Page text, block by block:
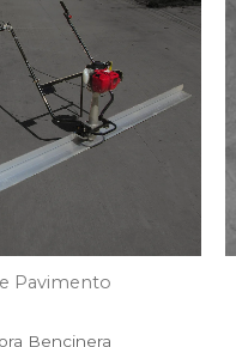
Pavimento
Bencinera
es:
$727.707.